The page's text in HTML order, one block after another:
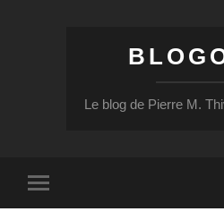
Le blog de Pierre M.
mobile